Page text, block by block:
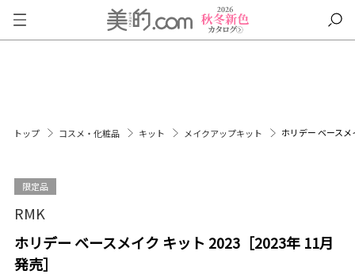
トップ コスメ・化粧品 キット メイクアップキット ホリデー ベース
限定品
RMK
ホリデー ベースメイク キット 2023［2023年 11月
発売］